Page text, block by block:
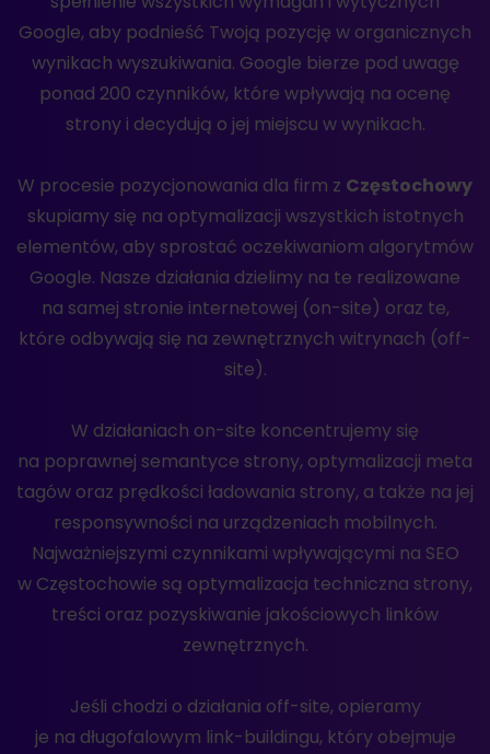
Google, aby podnieść Twoją pozycję w organicznych
wynikach wyszukiwania. Google bierze pod uwagę
ponad 200 czynników, które wpływają na ocenę
strony i decydują o jej miejscu w wynikach.
W procesie pozycjonowania dla firm z Częstochowy
skupiamy się na optymalizacji wszystkich istotnych
elementów, aby sprostać oczekiwaniom algorytmów
Google. Nasze działania dzielimy na te realizowane
na samej stronie internetowej (on-site) oraz te,
które odbywają się na zewnętrznych witrynach (off-
site).
W działaniach on-site koncentrujemy się
na poprawnej semantyce strony, optymalizacji meta
tagów oraz prędkości ładowania strony, a także na jej
responsywności na urządzeniach mobilnych.
Najważniejszymi czynnikami wpływającymi na SEO
w Częstochowie są optymalizacja techniczna strony,
treści oraz pozyskiwanie jakościowych linków
zewnętrznych.
Jeśli chodzi o działania off-site, opieramy
je na długofalowym link-buildingu, który obejmuje